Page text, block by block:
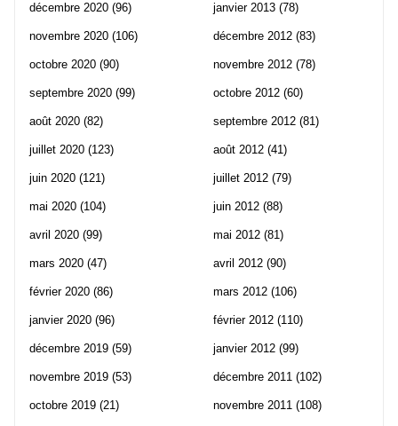
décembre 2020 (96)
novembre 2020 (106)
octobre 2020 (90)
septembre 2020 (99)
août 2020 (82)
juillet 2020 (123)
juin 2020 (121)
mai 2020 (104)
avril 2020 (99)
mars 2020 (47)
février 2020 (86)
janvier 2020 (96)
décembre 2019 (59)
novembre 2019 (53)
octobre 2019 (21)
janvier 2013 (78)
décembre 2012 (83)
novembre 2012 (78)
octobre 2012 (60)
septembre 2012 (81)
août 2012 (41)
juillet 2012 (79)
juin 2012 (88)
mai 2012 (81)
avril 2012 (90)
mars 2012 (106)
février 2012 (110)
janvier 2012 (99)
décembre 2011 (102)
novembre 2011 (108)